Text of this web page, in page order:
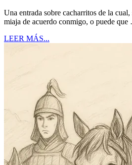
Una entrada sobre cacharritos de la cual,
miaja de acuerdo conmigo, o puede
LEER MÁS...